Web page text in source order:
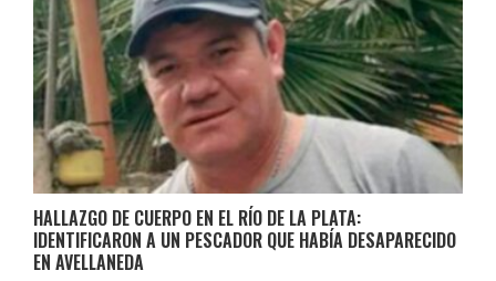
HALLAZGO DE CUERPO EN EL RÍO DE LA PLATA:
IDENTIFICARON A UN PESCADOR QUE HABÍA DESAPARECIDO
EN AVELLANEDA